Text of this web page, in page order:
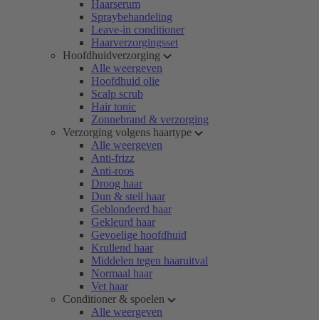
Haarserum
Spraybehandeling
Leave-in conditioner
Haarverzorgingsset
Hoofdhuidverzorging
Alle weergeven
Hoofdhuid olie
Scalp scrub
Hair tonic
Zonnebrand & verzorging
Verzorging volgens haartype
Alle weergeven
Anti-frizz
Anti-roos
Droog haar
Dun & steil haar
Geblondeerd haar
Gekleurd haar
Gevoelige hoofdhuid
Krullend haar
Middelen tegen haaruitval
Normaal haar
Vet haar
Conditioner & spoelen
Alle weergeven